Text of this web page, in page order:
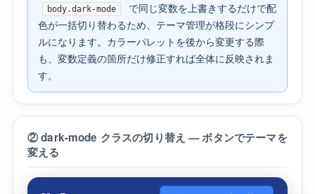
body.dark-mode
で同じ変数を上書きするだけで配
色が一括切り替わるため、テーマ管理が格段にシンプ
ルになります。カラーパレットを後から変更する際
も、変数定義の箇所だけ修正すれば全体に反映されま
す。
② dark-mode クラスの切り替え — ボタンでテーマを
変える